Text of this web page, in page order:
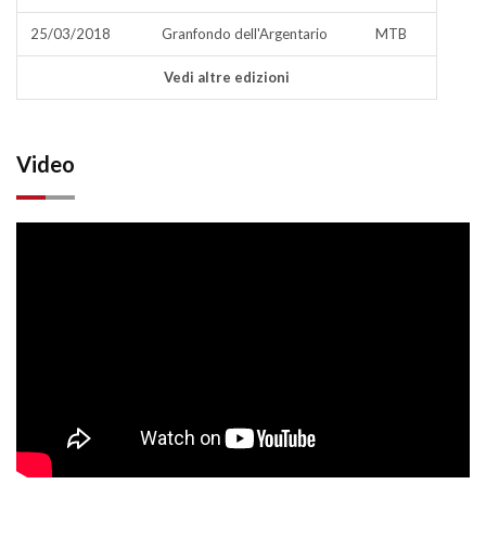
25/03/2018 Granfondo dell'Argentario MTB
Vedi altre edizioni
Video